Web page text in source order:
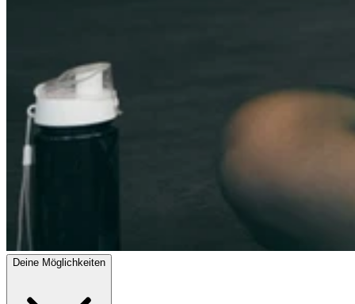
Deine Möglichkeiten